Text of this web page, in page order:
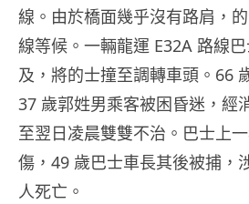
線。由於橋面幾乎沒有路肩，
線等候。一輛龍運 E32A 路線
及，將的士撞至調轉車頭。66
37 歲郭姓男乘客被困昏迷，經
至翌日凌晨雙雙不治。巴士上
傷，49 歲巴士車長其後被捕，
人死亡。